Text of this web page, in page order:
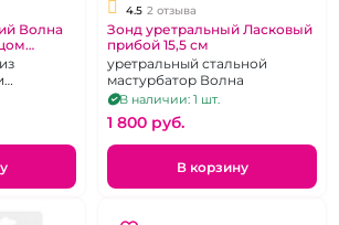
Волна
4.5 2 отзыва
Зонд уретральный Ласковый
прибой 15,5 см
уретральный стальной
мастурбатор Волна
В наличии: 1 шт.
1 800 pуб.
В корзину